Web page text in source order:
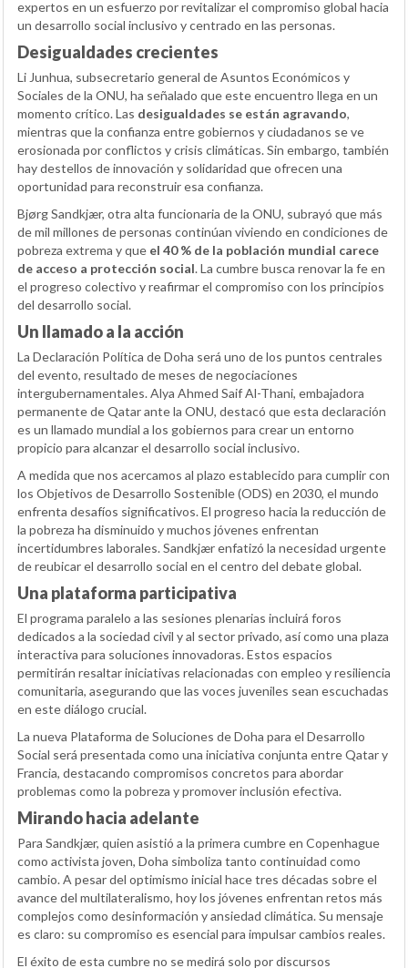
expertos en un esfuerzo por revitalizar el compromiso global hacia
un desarrollo social inclusivo y centrado en las personas.
Desigualdades crecientes
Li Junhua, subsecretario general de Asuntos Económicos y
Sociales de la ONU, ha señalado que este encuentro llega en un
momento crítico. Las desigualdades se están agravando,
mientras que la confianza entre gobiernos y ciudadanos se ve
erosionada por conflictos y crisis climáticas. Sin embargo, también
hay destellos de innovación y solidaridad que ofrecen una
oportunidad para reconstruir esa confianza.
Bjørg Sandkjær, otra alta funcionaria de la ONU, subrayó que más
de mil millones de personas continúan viviendo en condiciones de
pobreza extrema y que el 40 % de la población mundial carece
de acceso a protección social. La cumbre busca renovar la fe en
el progreso colectivo y reafirmar el compromiso con los principios
del desarrollo social.
Un llamado a la acción
La Declaración Política de Doha será uno de los puntos centrales
del evento, resultado de meses de negociaciones
intergubernamentales. Alya Ahmed Saif Al-Thani, embajadora
permanente de Qatar ante la ONU, destacó que esta declaración
es un llamado mundial a los gobiernos para crear un entorno
propicio para alcanzar el desarrollo social inclusivo.
A medida que nos acercamos al plazo establecido para cumplir con
los Objetivos de Desarrollo Sostenible (ODS) en 2030, el mundo
enfrenta desafíos significativos. El progreso hacia la reducción de
la pobreza ha disminuido y muchos jóvenes enfrentan
incertidumbres laborales. Sandkjær enfatizó la necesidad urgente
de reubicar el desarrollo social en el centro del debate global.
Una plataforma participativa
El programa paralelo a las sesiones plenarias incluirá foros
dedicados a la sociedad civil y al sector privado, así como una plaza
interactiva para soluciones innovadoras. Estos espacios
permitirán resaltar iniciativas relacionadas con empleo y resiliencia
comunitaria, asegurando que las voces juveniles sean escuchadas
en este diálogo crucial.
La nueva Plataforma de Soluciones de Doha para el Desarrollo
Social será presentada como una iniciativa conjunta entre Qatar y
Francia, destacando compromisos concretos para abordar
problemas como la pobreza y promover inclusión efectiva.
Mirando hacia adelante
Para Sandkjær, quien asistió a la primera cumbre en Copenhague
como activista joven, Doha simboliza tanto continuidad como
cambio. A pesar del optimismo inicial hace tres décadas sobre el
avance del multilateralismo, hoy los jóvenes enfrentan retos más
complejos como desinformación y ansiedad climática. Su mensaje
es claro: su compromiso es esencial para impulsar cambios reales.
El éxito de esta cumbre no se medirá solo por discursos